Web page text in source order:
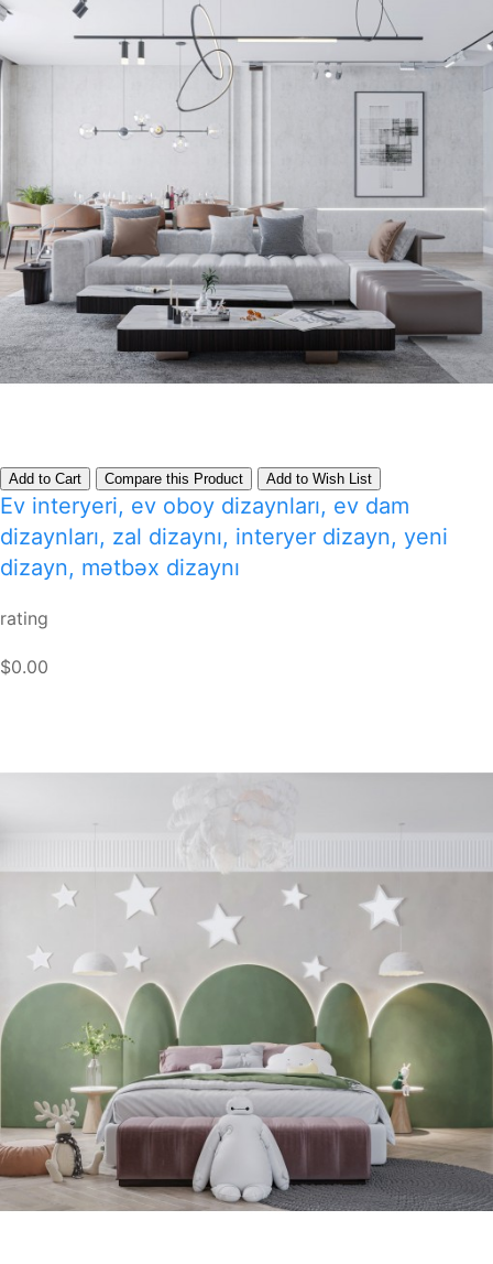
Add to Cart Compare this Product Add to Wish List
Ev interyeri, ev oboy dizaynları, ev dam
dizaynları, zal dizaynı, interyer dizayn, yeni
dizayn, mətbəx dizaynı
rating
$0.00